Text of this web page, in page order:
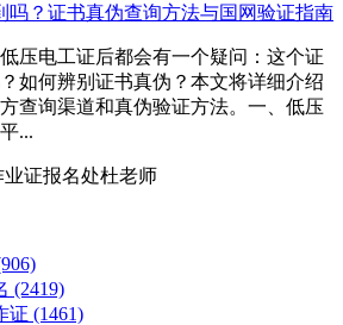
吗？证书真伪查询方法与国网验证指南
压电工证后都会有一个疑问：这个证
如何辨别证书真伪？本文将详细介绍
查询渠道和真伪验证方法。一、低压
...
业证报名处杜老师
(2419)
证 (1461)